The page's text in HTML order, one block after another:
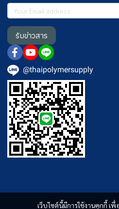
เว็บไซต์นี้มีการใช้งานคุกกี้ เ
รับข่าวสาร
@thaipolymersupply